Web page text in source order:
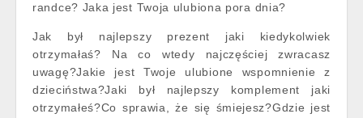
randce? Jaka jest Twoja ulubiona pora dnia?
Jak był najlepszy prezent jaki kiedykolwiek
otrzymałaś? Na co wtedy najczęściej zwracasz
uwagę?Jakie jest Twoje ulubione wspomnienie z
dzieciństwa?Jaki był najlepszy komplement jaki
otrzymałeś?Co sprawia, że się śmiejesz?Gdzie jest